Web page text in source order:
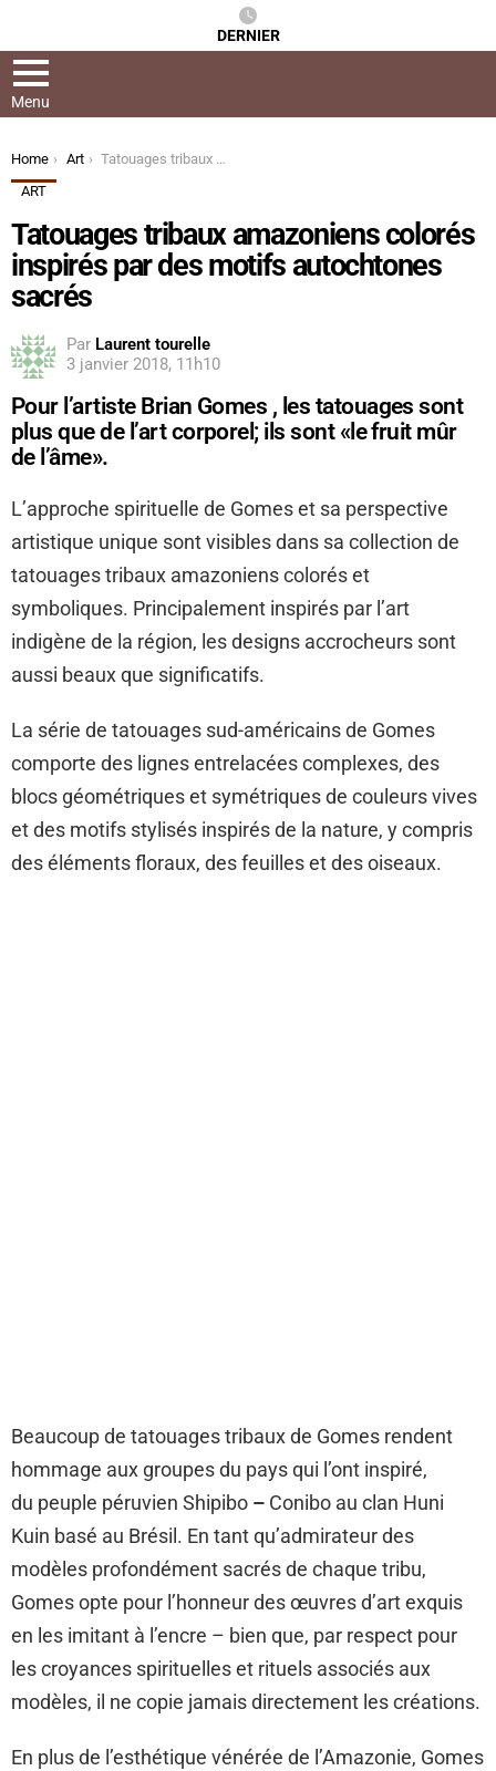
DERNIER
Menu
You are here:
Home Art
Tatouages ​​tribaux amazoniens colorés inspirés par des motifs autochtones sacrés
ART
Tatouages ​​tribaux amazoniens colorés
inspirés par des motifs autochtones
sacrés
Par Laurent tourelle
3 janvier 2018, 11h10
Pour l’artiste Brian Gomes , les tatouages ​​sont
plus que de l’art corporel; ils sont «le fruit mûr
de l’âme».
L’approche spirituelle de Gomes et sa perspective
artistique unique sont visibles dans sa collection de
tatouages ​​tribaux amazoniens colorés et
symboliques. Principalement inspirés par l’art
indigène de la région, les designs accrocheurs sont
aussi beaux que significatifs.
La série de tatouages ​​sud-américains de Gomes
comporte des lignes entrelacées complexes, des
blocs géométriques et symétriques de couleurs vives
et des motifs stylisés inspirés de la nature, y compris
des éléments floraux, des feuilles et des oiseaux.
Beaucoup de tatouages ​​tribaux de Gomes rendent
hommage aux groupes du pays qui l’ont inspiré,
du peuple péruvien Shipibo – Conibo au clan Huni
Kuin basé au Brésil. En tant qu’admirateur des
modèles profondément sacrés de chaque tribu,
Gomes opte pour l’honneur des œuvres d’art exquis
en les imitant à l’encre – bien que, par respect pour
les croyances spirituelles et rituels associés aux
modèles, il ne copie jamais directement les créations.
En plus de l’esthétique vénérée de l’Amazonie, Gomes